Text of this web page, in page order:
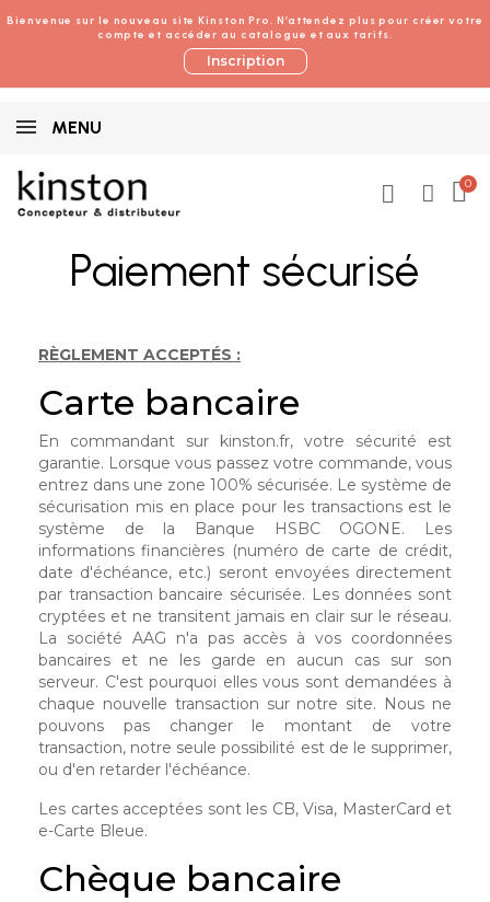
Bienvenue sur le nouveau site Kinston Pro. N’attendez plus pour créer votre
compte et accéder au catalogue et aux tarifs.
Inscription
MENU
Paiement sécurisé
RÈGLEMENT ACCEPTÉS :
Carte bancaire
En commandant sur kinston.fr, votre sécurité est
garantie. Lorsque vous passez votre commande, vous
entrez dans une zone 100% sécurisée. Le système de
sécurisation mis en place pour les transactions est le
système de la Banque HSBC OGONE. Les
informations financières (numéro de carte de crédit,
date d'échéance, etc.) seront envoyées directement
par transaction bancaire sécurisée. Les données sont
cryptées et ne transitent jamais en clair sur le réseau.
La société AAG n'a pas accès à vos coordonnées
bancaires et ne les garde en aucun cas sur son
serveur. C'est pourquoi elles vous sont demandées à
chaque nouvelle transaction sur notre site. Nous ne
pouvons pas changer le montant de votre
transaction, notre seule possibilité est de le supprimer,
ou d'en retarder l'échéance.
Les cartes acceptées sont les CB, Visa, MasterCard et
e-Carte Bleue.
Chèque bancaire